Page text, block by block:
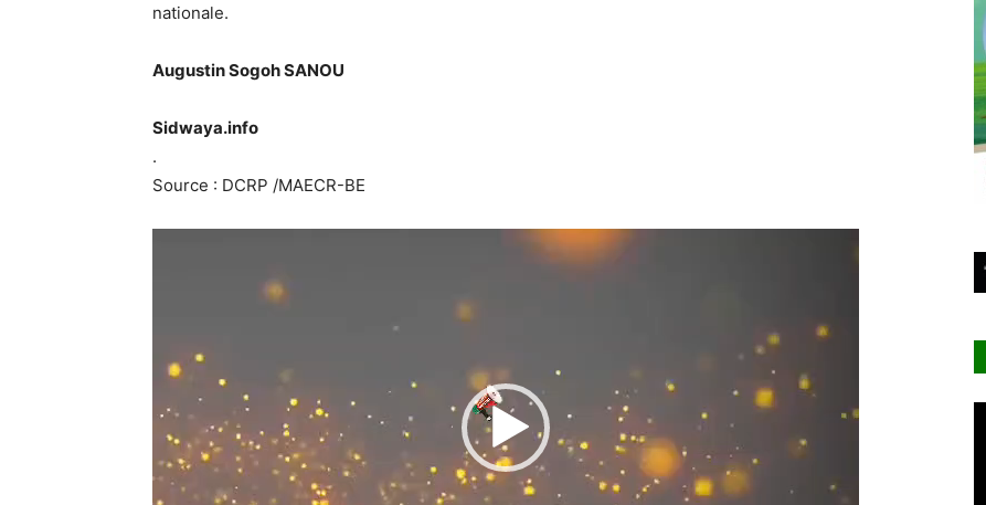
nationale.
Augustin Sogoh SANOU
Sidwaya.info
.
Source : DCRP /MAECR-BE
Lecteur